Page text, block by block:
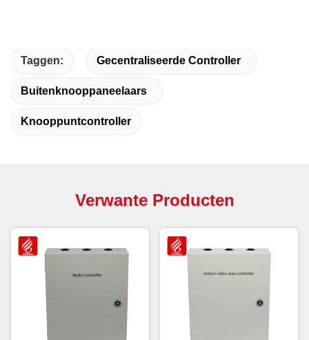
Taggen: Gecentraliseerde Controller
Buitenknooppaneelaars
Knooppuntcontroller
Verwante Producten